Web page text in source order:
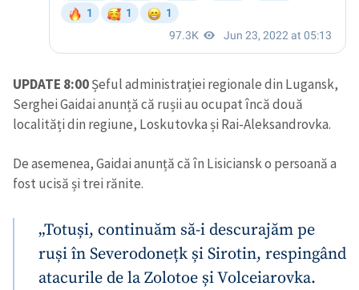
UPDATE 8:00Șeful administrației regionale din Lugansk,
Serghei Gaidai anunță că rușii au ocupat încă două
localități din regiune, Loskutovka și Rai-Aleksandrovka.
De asemenea, Gaidai anunță că în Lisiciansk o persoană a
fost ucisă și trei rănite.
„Totuși, continuăm să-i descurajăm pe
ruși în Severodonețk și Sirotin, respingând
atacurile de la Zolotoe și Volceiarovka.